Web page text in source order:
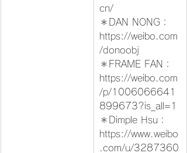
cn/
https://weibo.com
/donoobj
https://weibo.com
/p/1006066641
899673?is_all=1
https://www.weibo
.com/u/3287360